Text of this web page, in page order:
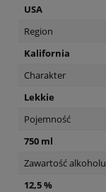
USA
Region
Kalifornia
Charakter
Lekkie
Pojemność
750 ml
Zawartość alkoholu
12,5 %